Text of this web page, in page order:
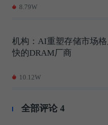
8.79W
机构：AI重塑存储市场
快的DRAM厂商
10.12W
全部评论 4